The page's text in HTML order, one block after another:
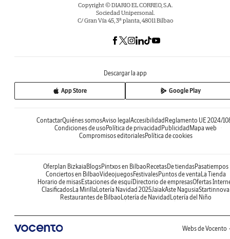
Copyright © DIARIO EL CORREO, S.A.
Sociedad Unipersonal.
C/ Gran Vía 45, 3ª planta, 48011 Bilbao
Descargar la app
App Store Google Play
ContactarQuiénes somosAviso legal Accesibilidad Reglamento UE 2024/
Condiciones de uso Política de privacidad Publicidad Mapa web
Compromisos editorialesPolítica de cookies
Oferplan Bizkaia BlogsPintxos en Bilbao RecetasDe tiendasPasatiempos
Conciertos en BilbaoVideojuegosFestivalesPuntos de venta La Tienda
Horario de misasEstaciones de esquíDirectorio de empresasOfertas
Clasificados La Mirilla Lotería Navidad 2025JaiakAste NagusiaStartinnova
Restaurantes de Bilbao Lotería de Navidad Lotería del Niño
Webs de Vocento